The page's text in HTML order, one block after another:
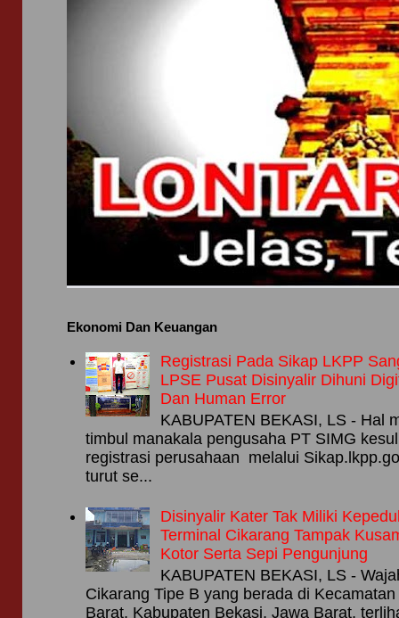
Ekonomi Dan Keuangan
Registrasi Pada Sikap LKPP
LPSE Pusat Disinyalir Dihuni
Dan Human Error
KABUPATEN BEKASI, LS - Hal
timbul manakala pengusaha PT SIMG
registrasi perusahaan melalui
turut se...
Disinyalir Kater Tak Miliki
Terminal Cikarang Tampak
Kotor Serta Sepi Pengunjung
KABUPATEN BEKASI, LS -
Cikarang Tipe B yang berada di
Barat, Kabupaten Bekasi, Jawa Barat,